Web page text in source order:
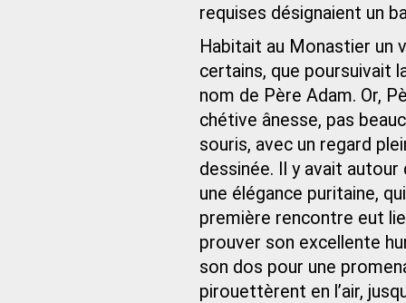
requises désignaient un
Habitait au Monastier un
certains, que poursuivait
nom de Père Adam. Or,
chétive ânesse, pas
souris, avec un regard
dessinée. Il y avait autour
une élégance puritaine,
première rencontre eut
prouver son excellente
son dos pour une
pirouettèrent en l’air,